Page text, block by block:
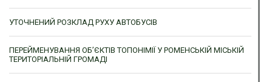
УТОЧНЕНИЙ РОЗКЛАД РУХУ АВТОБУСІВ
ПЕРЕЙМЕНУВАННЯ ОБ’ЄКТІВ ТОПОНІМІЇ У РОМЕНСЬКІЙ МІСЬКІЙ
ТЕРИТОРІАЛЬНІЙ ГРОМАДІ